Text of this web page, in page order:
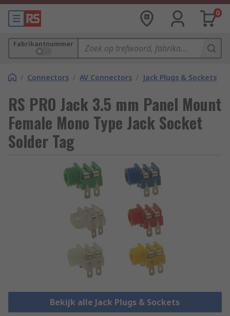
0
Fabrikantnummer
/ Connectors / AV Connectors / Jack Plugs & Sockets
RS PRO Jack 3.5 mm Panel Mount
Female Mono Type Jack Socket
Solder Tag
Bekijk alle Jack Plugs & Sockets